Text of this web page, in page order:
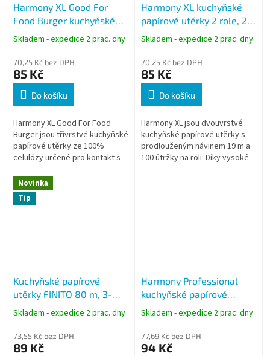
Harmony XL Good For
Food Burger kuchyňské
utěrky 2 role, 3-vrstvé,
Skladem - expedice 2 prac. dny
70,25 Kč bez DPH
85 Kč
Do košíku
Harmony XL Good For Food
Burger jsou třívrstvé kuchyňské
papírové utěrky ze 100%
celulózy určené pro kontakt s
pevnosti a savosti jsou ideální
pro...
Harmony XL kuchyňské
papírové utěrky 2 role, 2-
vrstvé, 19 m, 100 útržků
Skladem - expedice 2 prac. dny
70,25 Kč bez DPH
85 Kč
Do košíku
Harmony XL jsou dvouvrstvé
kuchyňské papírové utěrky s
prodlouženým návinem 19 m a
100 útržky na roli. Díky vysoké
Novinka
Tip
Kuchyňské papírové
utěrky FINITO 80 m, 3-
vrstvé, 420 útržků, 100%
Skladem - expedice 2 prac. dny
73,55 Kč bez DPH
89 Kč
Harmony Professional
kuchyňské papírové
utěrky 4 role, 3-vrstvé,
Skladem - expedice 2 prac. dny
77,69 Kč bez DPH
94 Kč